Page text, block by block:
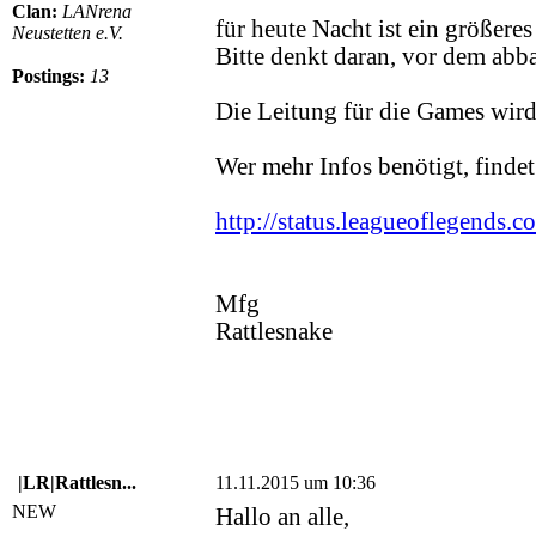
Clan: LANrena
Neustetten e.V.
Postings: 13
für heute Nacht ist ein
Bitte denkt daran, vor dem
Die Leitung für die Games
Wer mehr Infos benötigt,
http://
Mfg
Rattlesnake
|LR|Rattlesn...
11.11.2015 um 10:36
NEW
Hallo an alle,